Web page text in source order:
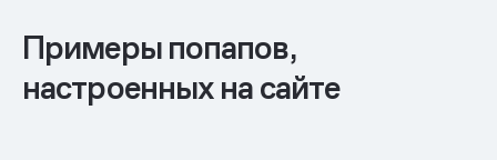
Примеры попапов,
настроенных на сайте